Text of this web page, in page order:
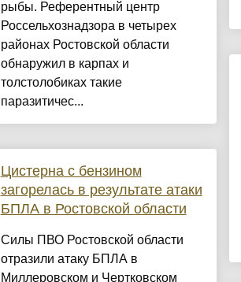
рыбы. Референтный центр
Россельхознадзора в четырех
районах Ростовской области
обнаружил в карпах и
толстолобиках такие
паразитичес...
Цистерна с бензином
загорелась в результате атаки
БПЛА в Ростовской области
Силы ПВО Ростовской области
отразили атаку БПЛА в
Миллеровском и Чертковском